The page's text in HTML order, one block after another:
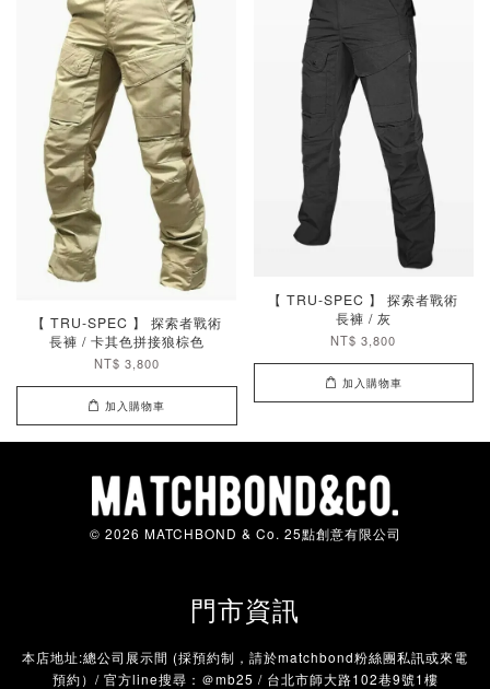
【 TRU-SPEC 】 探索者戰術
長褲 / 卡其色拼接狼棕色
NT$ 3,800
加入購物車
【 TRU-SPEC 】 探索者戰術
長褲 / 灰
NT$ 3,800
加入購物車
© 2026 MATCHBOND & Co. 25點創意有限公司
門市資訊
本店地址:總公司展示間 (採預約制，請於matchbond粉絲團私訊或來電
預約）/ 官方line搜尋：＠mb25 / 台北市師大路102巷9號1樓